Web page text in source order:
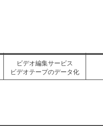
ビデオ編集サービス
ビデオテープのデータ化